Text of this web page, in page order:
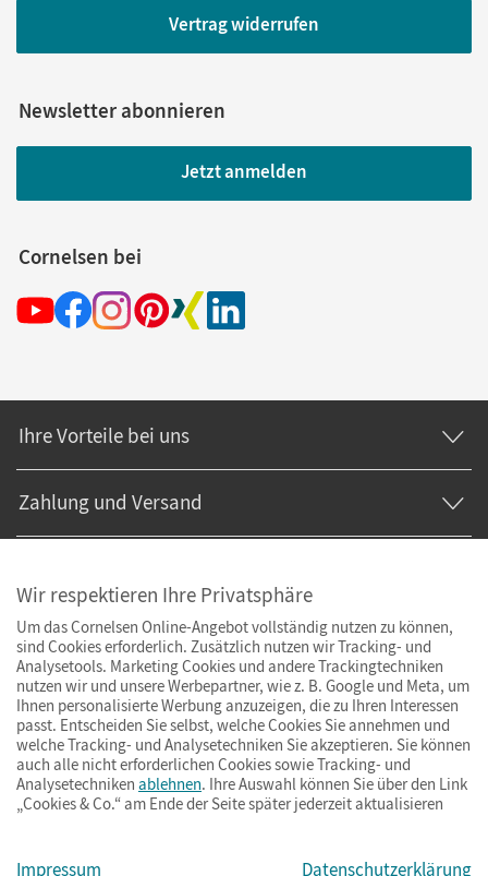
Vertrag widerrufen
Newsletter abonnieren
Jetzt anmelden
Cornelsen bei
Ihre Vorteile bei uns
Zahlung und Versand
ImpressumAGBDatenschutzBarrierefreiheitCookies & Co.
Wir respektieren Ihre Privatsphäre
Um das Cornelsen Online-Angebot vollständig nutzen zu können,
sind Cookies erforderlich. Zusätzlich nutzen wir Tracking- und
Analysetools. Marketing Cookies und andere Trackingtechniken
nutzen wir und unsere Werbepartner, wie z. B. Google und Meta, um
Ihnen personalisierte Werbung anzuzeigen, die zu Ihren Interessen
passt. Entscheiden Sie selbst, welche Cookies Sie annehmen und
welche Tracking- und Analysetechniken Sie akzeptieren. Sie können
auch alle nicht erforderlichen Cookies sowie Tracking- und
Analysetechniken ablehnen. Ihre Auswahl können Sie über den Link
„Cookies & Co.“ am Ende der Seite später jederzeit aktualisieren
Impressum Datenschutzerklärung